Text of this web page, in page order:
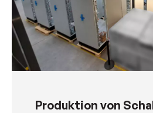
Produktion von